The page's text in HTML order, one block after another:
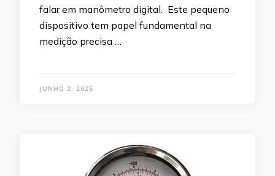
falar em manômetro digital. Este pequeno
dispositivo tem papel fundamental na
medição precisa …
JUNHO 2, 2025